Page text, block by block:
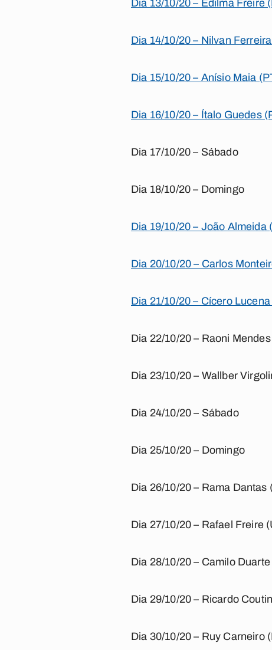
Dia 13/10/20 – Edilma Freire
Dia 14/10/20 – Nilvan
Dia 15/10/20 – Anísio Maia
Dia 16/10/20 – Ítalo Guedes
Dia 17/10/20 – Sábado
Dia 18/10/20 – Domingo
Dia 19/10/20 – João Almeida
Dia 20/10/20 – Carlos
Dia 21/10/20 – Cícero
Dia 22/10/20 – Raoni
Dia 23/10/20 – Wallber
Dia 24/10/20 – Sábado
Dia 25/10/20 – Domingo
Dia 26/10/20 – Rama Dantas
Dia 27/10/20 – Rafael Freire
Dia 28/10/20 – Camilo
Dia 29/10/20 – Ricardo
Dia 30/10/20 – Ruy Carneiro